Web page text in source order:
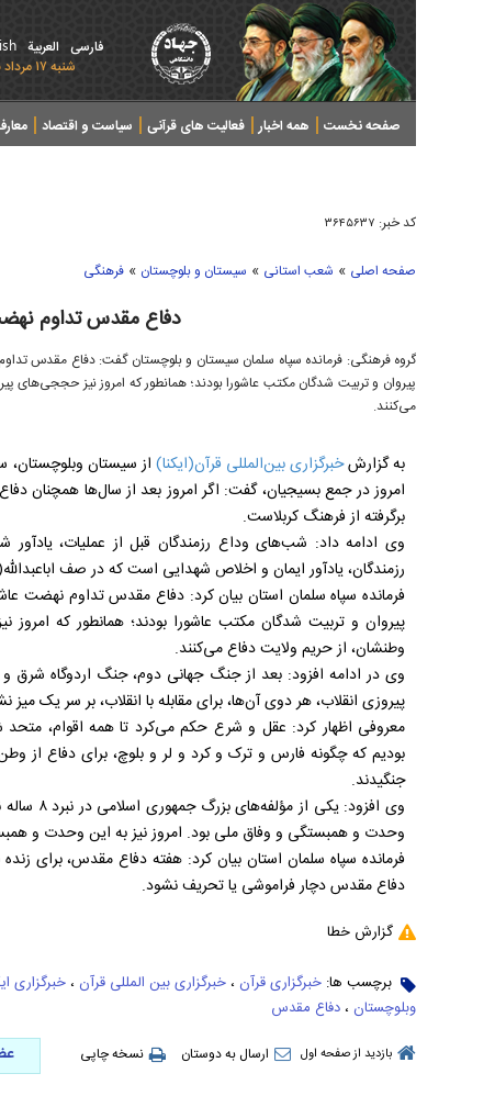
فارسی العربیة
شنبه ۱۷ مرداد ۱۴۰۵ - 2026 August 08
صفحه نخست همه اخبار فعالیت های قرآنی سیاست و اقتصاد
کد خبر: ۳۶۴۵۶۳۷
صفحه اصلی » شعب استانی » سیستان و بلوچستان » فرهنگی
دفاع مقدس تداوم
گروه فرهنگی: فرمانده سپاه سلمان سیستان و بلوچستان گفت: دفاع مقدس
پیروان و تربیت شدگان مکتب عاشورا بودند؛ همانطور که امروز نیز حججی‌های
می‌کنند.
به گزارشخبرگزاری بین‌المللی قرآن(ایکنا) از سیستان وبلوچستان،
امروز در جمع بسیجیان، گفت: اگر امروز بعد از سال‌ها همچنان
برگرفته از فرهنگ کربلاست.
وی ادامه داد: شب‌های وداع رزمندگان قبل از عملیات،
رزمندگان، یادآور ایمان و اخلاص شهدایی است که در صف
فرمانده سپاه سلمان استان بیان کرد: دفاع مقدس تداوم نهضت
پیروان و تربیت شدگان مکتب عاشورا بودند؛ همانطور که امروز
وطنشان، از حریم ولایت دفاع می‌کنند.
وی در ادامه افزود: بعد از جنگ جهانی دوم، جنگ اردوگاه
پیروزی انقلاب، هر دوی آن‌ها، برای مقابله با انقلاب، بر سر یک
معروفی اظهار کرد: عقل و شرع حکم می‌کرد تا همه اقوام، متحد
بودیم که چگونه فارس و ترک و کرد و لر و بلوچ، برای دفاع
جنگیدند.
وی
وحدت و همبستگی و وفاق ملی بود. امروز نیز به این وحدت و
فرمانده سپاه سلمان استان بیان کرد: هفته دفاع مقدس، برای
دفاع مقدس دچار فراموشی یا تحریف نشود.
گزارش خطا
برچسب ها: خبرگزاری قرآن ، خبرگزاری بین المللی قرآن ، خبرگزاری
وبلوچستان ، دفاع مقدس
بازدید از صفحه اول ارسال به دوستان نسخه چاپی